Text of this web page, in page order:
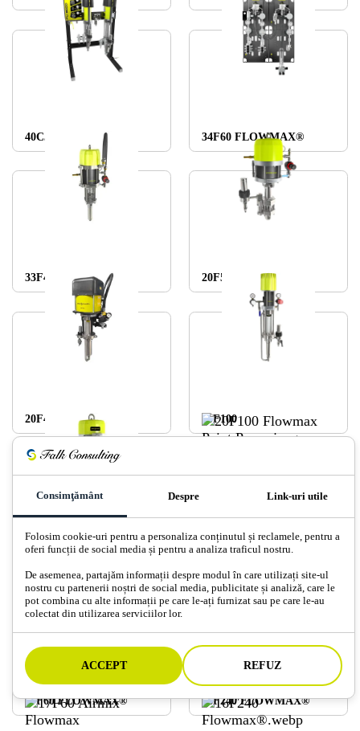
40C50 34F60 FLOWMAX®
33F440 20F50
20F440 20F100
17F60 FLOWMAX® 16F240 FLOWMAX®
Consimţământ Despre Link-uri utile
Folosim cookie-uri pentru a personaliza conținutul și reclamele, pentru a
oferi funcții de social media și pentru a analiza traficul nostru.
De asemenea, partajăm informații despre modul în care utilizați site-ul
nostru cu partenerii noștri de social media, publicitate și analiză, care le
pot combina cu alte informații pe care le-ați furnizat sau pe care le-au
colectat din utilizarea serviciilor lor.
ACCEPT REFUZ